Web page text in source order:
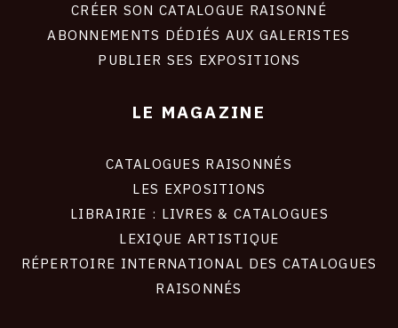
CRÉER SON CATALOGUE RAISONNÉ
ABONNEMENTS DÉDIÉS AUX GALERISTES
PUBLIER SES EXPOSITIONS
LE MAGAZINE
CATALOGUES RAISONNÉS
LES EXPOSITIONS
LIBRAIRIE : LIVRES & CATALOGUES
LEXIQUE ARTISTIQUE
RÉPERTOIRE INTERNATIONAL DES CATALOGUES
RAISONNÉS